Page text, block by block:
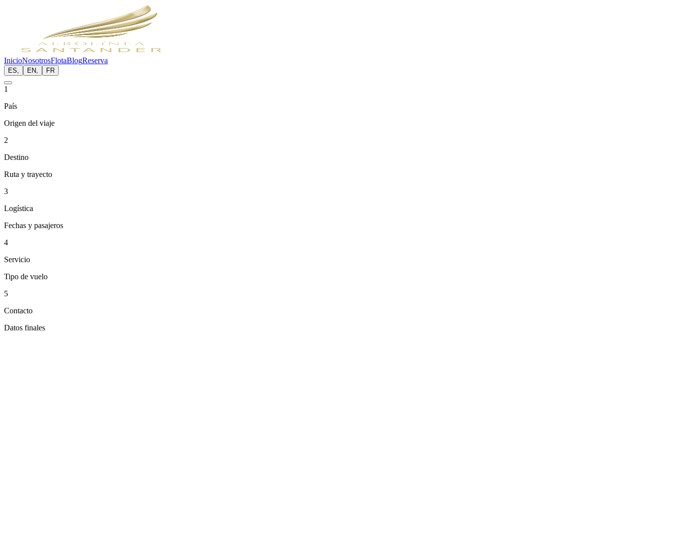
InicioNosotrosFlotaBlogReserva
ES, EN, FR
1
País
Origen del viaje
2
Destino
Ruta y trayecto
3
Logística
Fechas y pasajeros
4
Servicio
Tipo de vuelo
5
Contacto
Datos finales